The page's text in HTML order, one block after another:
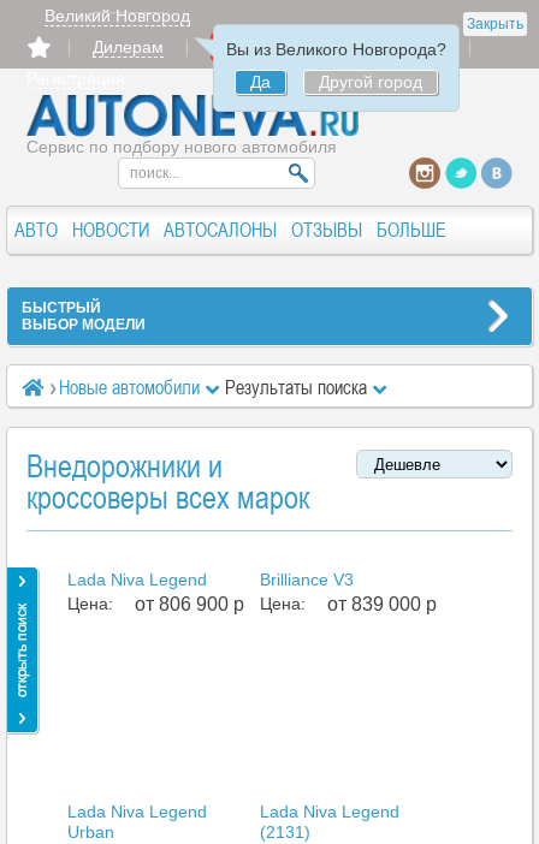
Закрыть
Великий Новгород
Вы из Великого Новгорода?
Да
Другой город
Дилерам Продать
Авторизация
Сервис по подбору нового автомобиля
АВТО НОВОСТИ АВТОСАЛОНЫ ОТЗЫВЫ БОЛЬШЕ
БЫСТРЫЙ
ВЫБОР МОДЕЛИ
Новые автомобили Результаты поиска
Внедорожники и
кроссоверы всех марок
Lada Niva Legend
от 806 900 р
Цена:
Brilliance V3
от 839 000 р
Цена:
Lada Niva Legend
Urban
Lada Niva Legend
(2131)